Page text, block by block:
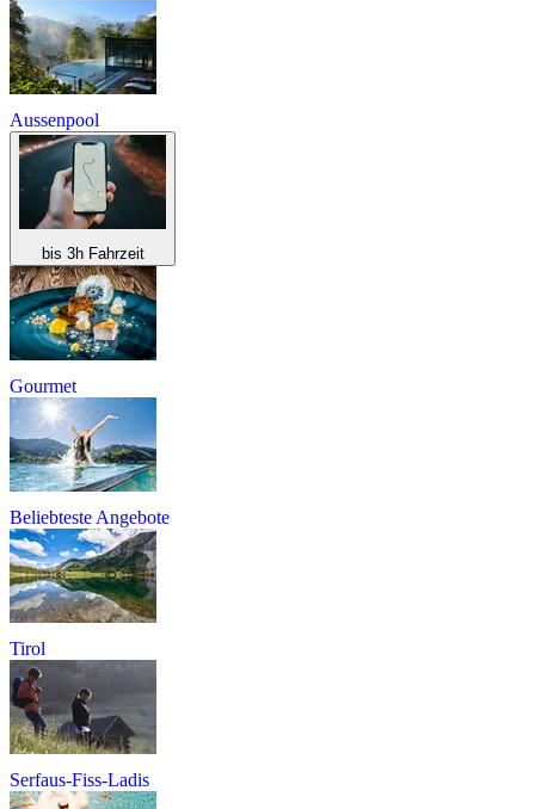
Aussenpool
bis 3h Fahrzeit
Gourmet
Beliebteste Angebote
Tirol
Serfaus-Fiss-Ladis